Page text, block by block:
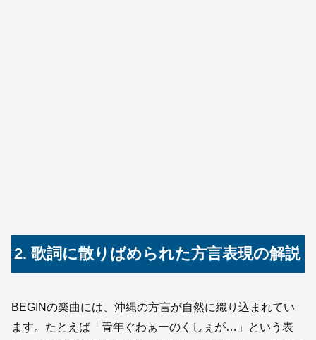
2. 歌詞に散りばめられた方言表現の解説
BEGINの楽曲には、沖縄の方言が自然に織り込まれてい
ます。たとえば「青年ぐわぁーのくしぇが…」という表